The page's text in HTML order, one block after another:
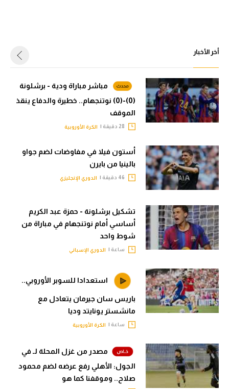
أخر الأخبار
مباشر مباراة ودية - برشلونة
(0)-(0) نوتنجهام.. خطيرة والدفاع ينقذ
الموقف
الكرة الأوروبية
أستون فيلا في مفاوضات لضم جواو
بالينيا من بايرن
الدوري الإنجليزي
تشكيل برشلونة - حمزة عبد الكريم
أساسي أمام نوتنجهام في مباراة من
شوط واحد
ساعة | الدوري الإسباني
استعدادا للسوبر الأوروبي..
باريس سان جيرمان يتعادل مع
مانشستر يونايتد وديا
ساعة | الكرة الأوروبية
مصدر من غزل المحلة لـ في
الجول: الأهلي رفع عرضه لضم محمود
صلاح.. وموقفنا كما هو